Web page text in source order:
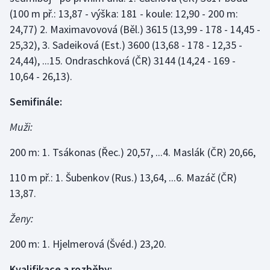
(100 m př.: 13,87 - výška: 181 - koule: 12,90 - 200 m:
24,77) 2. Maximavovová (Běl.) 3615 (13,99 - 178 - 14,45 -
25,32), 3. Sadeiková (Est.) 3600 (13,68 - 178 - 12,35 -
24,44), ...15. Ondraschková (ČR) 3144 (14,24 - 169 -
10,64 - 26,13).
Semifinále:
Muži:
200 m: 1. Tsákonas (Řec.) 20,57, ...4. Maslák (ČR) 20,66,
110 m př.: 1. Šubenkov (Rus.) 13,64, ...6. Mazáč (ČR)
13,87.
Ženy:
200 m: 1. Hjelmerová (Švéd.) 23,20.